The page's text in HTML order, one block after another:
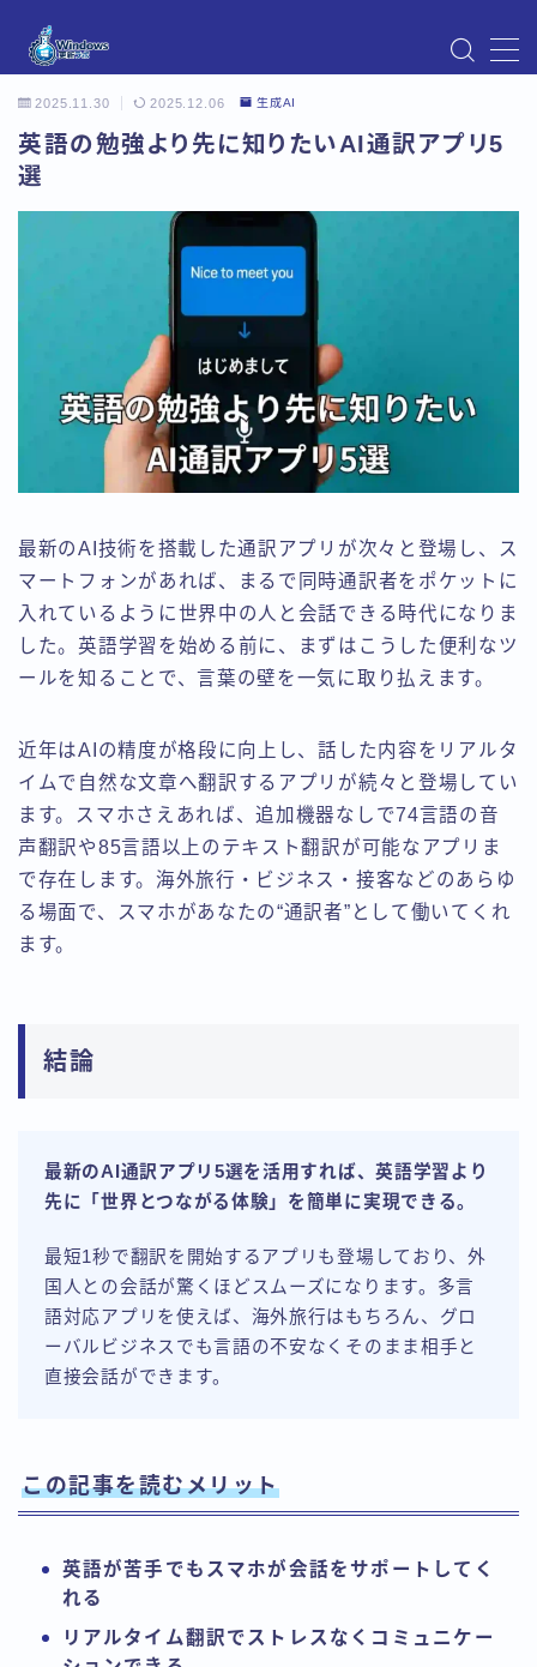
Instagram
Windows Updateの不具合・エラー対処法まとめ
【Windows11対応】
デモプリセット記事 Part07
プライバシーポリシー
プロフィール
メニュー
利用規約／特定商取引法に基づく表記
有料記事の決済完了ページ
2025.11.30 2025.12.06 生成AI
英語の勉強より先に知りたいAI通訳アプリ5
選
最新のAI技術を搭載した通訳アプリが次々と登場し、ス
マートフォンがあれば、まるで同時通訳者をポケットに
入れているように世界中の人と会話できる時代になりま
した。英語学習を始める前に、まずはこうした便利なツ
ールを知ることで、言葉の壁を一気に取り払えます。
近年はAIの精度が格段に向上し、話した内容をリアルタ
イムで自然な文章へ翻訳するアプリが続々と登場してい
ます。スマホさえあれば、追加機器なしで74言語の音
声翻訳や85言語以上のテキスト翻訳が可能なアプリま
で存在します。海外旅行・ビジネス・接客などのあらゆ
る場面で、スマホがあなたの“通訳者”として働いてくれ
ます。
結論
最新のAI通訳アプリ5選を活用すれば、英語学習より
先に「世界とつながる体験」を簡単に実現できる。
最短1秒で翻訳を開始するアプリも登場しており、外
国人との会話が驚くほどスムーズになります。多言
語対応アプリを使えば、海外旅行はもちろん、グロ
ーバルビジネスでも言語の不安なくそのまま相手と
直接会話ができます。
この記事を読むメリット
英語が苦手でもスマホが会話をサポートしてく
れる
リアルタイム翻訳でストレスなくコミュニケー